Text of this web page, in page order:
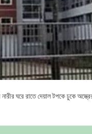
ঘরে রাতে দেয়াল টপকে ঢুকে